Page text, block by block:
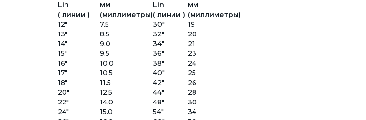
Lin
мм Lin
мм
( линии )
(миллиметры)( линии ) (миллиметры)
12"
7.5 30"
19
13"
8.5 32"
20
14"
9.0 34"
21
15"
9.5 36"
23
16"
10.0 38"
24
17"
10.5 40"
25
18"
11.5 42"
26
20"
12.5 44"
28
22"
14.0 48"
30
24"
15.0 54"
34